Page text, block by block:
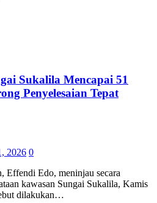
Sukalila Mencapai 51
Penyelesaian Tepat
2026 0
Effendi Edo, meninjau secara
kawasan Sungai Sukalila, Kamis
dilakukan…